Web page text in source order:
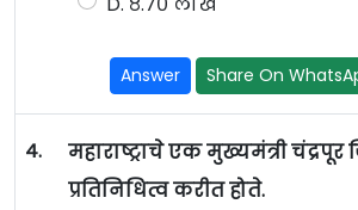
Answer Share On
4.
महाराष्ट्राचे एक मुख्यमंत्री चंद्रपूर
प्रतिनिधित्व करीत होते.